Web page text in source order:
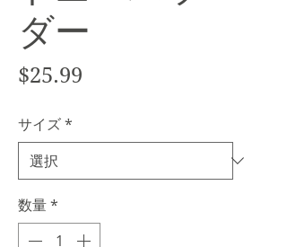
ダー
$25.99
サイズ*
数量*